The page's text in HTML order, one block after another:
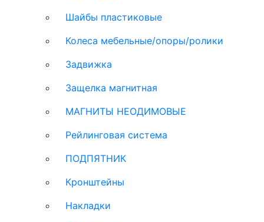
Шайбы пластиковые
Колеса мебельные/опоры/ролики
Задвижка
Защелка магнитная
МАГНИТЫ НЕОДИМОВЫЕ
Рейлинговая система
ПОДПЯТНИК
Кронштейны
Накладки